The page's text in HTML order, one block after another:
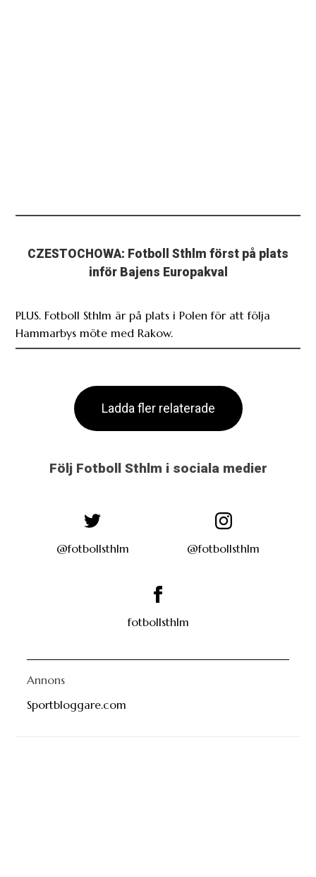
CZESTOCHOWA: Fotboll Sthlm först på plats
inför Bajens Europakval
PLUS. Fotboll Sthlm är på plats i Polen för att följa
Hammarbys möte med Rakow.
Ladda fler relaterade
Följ Fotboll Sthlm i sociala medier
@fotbollsthlm @fotbollsthlm
fotbollsthlm
Annons
Sportbloggare.com